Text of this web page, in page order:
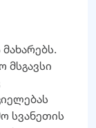
მსგავსი
სვანეთის